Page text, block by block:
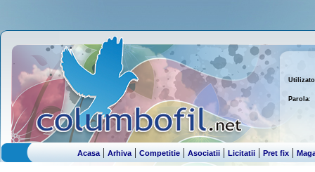
Parola:
Acasa| Arhiva|Competitie| Asociatii | Licitatii |Pret fix |